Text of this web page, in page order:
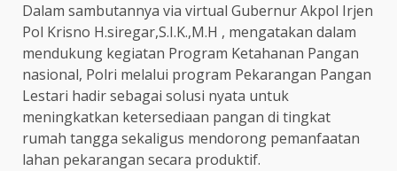
Dalam sambutannya via virtual Gubernur Akpol Irjen
Pol Krisno H.siregar,S.I.K.,M.H , mengatakan dalam
mendukung kegiatan Program Ketahanan Pangan
nasional, Polri melalui program Pekarangan Pangan
Lestari hadir sebagai solusi nyata untuk
meningkatkan ketersediaan pangan di tingkat
rumah tangga sekaligus mendorong pemanfaatan
lahan pekarangan secara produktif.